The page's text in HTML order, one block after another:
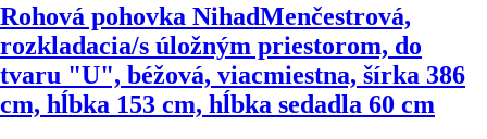
Rohová pohovka NihadMenčestrová,
rozkladacia/s úložným priestorom, do
tvaru "U", béžová, viacmiestna, šírka 386
cm, hĺbka 153 cm, hĺbka sedadla 60 cm